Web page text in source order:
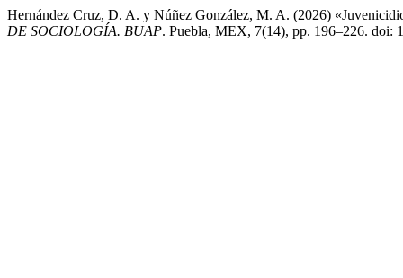
Hernández Cruz, D. A. y Núñez González, M. A. (2026)
DE SOCIOLOGÍA. BUAP. Puebla, MEX, 7(14), pp. 196–226. doi: